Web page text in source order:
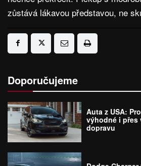
zůstává lákavou představou, ne
Doporučujeme
Auta z USA:
výhodné i přes
dopravu